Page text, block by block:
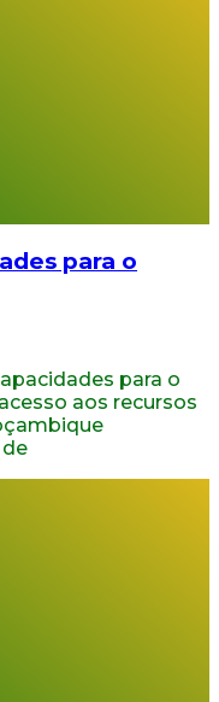
para o
para o
aos recursos